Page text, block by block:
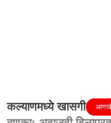
कल्याणमध्ये खासगी
आणखी